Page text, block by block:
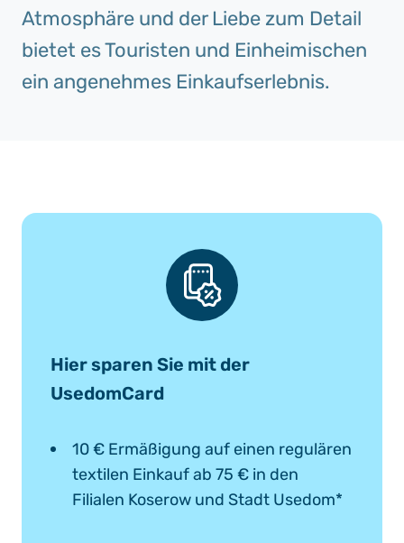
Atmosphäre und der Liebe zum Detail
bietet es Touristen und Einheimischen
ein angenehmes Einkaufserlebnis.
Hier sparen Sie mit der
UsedomCard
10 € Ermäßigung auf einen regulären
textilen Einkauf ab 75 € in den
Filialen Koserow und Stadt Usedom*